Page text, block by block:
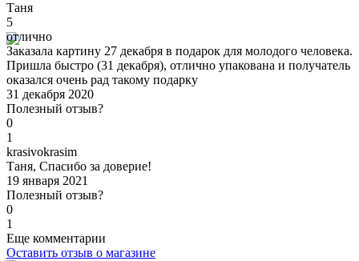
Таня
5
отлично
Заказала картину 27 декабря в подарок для молодого человека.
Пришла быстро (31 декабря), отлично упакована и получатель
оказался очень рад такому подарку
31 декабря 2020
Полезный отзыв?
0
1
krasivokrasim
Таня, Спасибо за доверие!
19 января 2021
Полезный отзыв?
0
1
Еще комментарии
Оставить отзыв о магазине